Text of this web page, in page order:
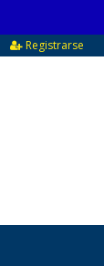
Registrarse